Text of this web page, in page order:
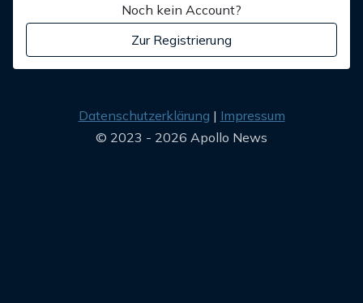
Noch kein Account?
Zur Registrierung
Datenschutzerklärung
Impressum
© 2023 - 2026 Apollo News